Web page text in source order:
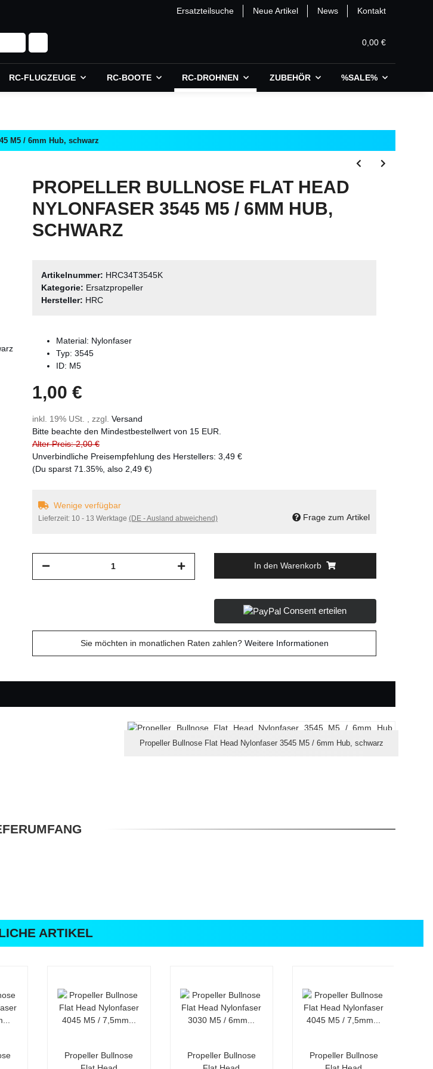
Ersatzteilsuche Neue Artikel News Kontakt
0,00 €
RC-FLUGZEUGE RC-BOOTE RC-DROHNEN ZUBEHÖR %SALE%
M5 / 6mm Hub, schwarz
PROPELLER BULLNOSE FLAT HEAD
NYLONFASER 3545 M5 / 6MM HUB,
SCHWARZ
Artikelnummer: HRC34T3545K
Kategorie: Ersatzpropeller
Hersteller: HRC
Material: Nylonfaser
Typ: 3545
ID: M5
1,00 €
inkl. 19% USt. , zzgl. Versand
Bitte beachte den Mindestbestellwert von 15 EUR.
Alter Preis: 2,00 €
Unverbindliche Preisempfehlung des Herstellers: 3,49 €
(Du sparst 71.35% , also 2,49 €)
Wenige verfügbar
Lieferzeit: 10 - 13 Werktage (DE - Ausland abweichend) Frage zum Artikel
In den Warenkorb
Consent erteilen
Sie möchten in monatlichen Raten zahlen? Weitere Informationen
Propeller Bullnose Flat Head Nylonfaser 3545 M5 / 6mm Hub, schwarz
ARTIKEL
Propeller Bullnose
Propeller Bullnose
Propeller Bullnose